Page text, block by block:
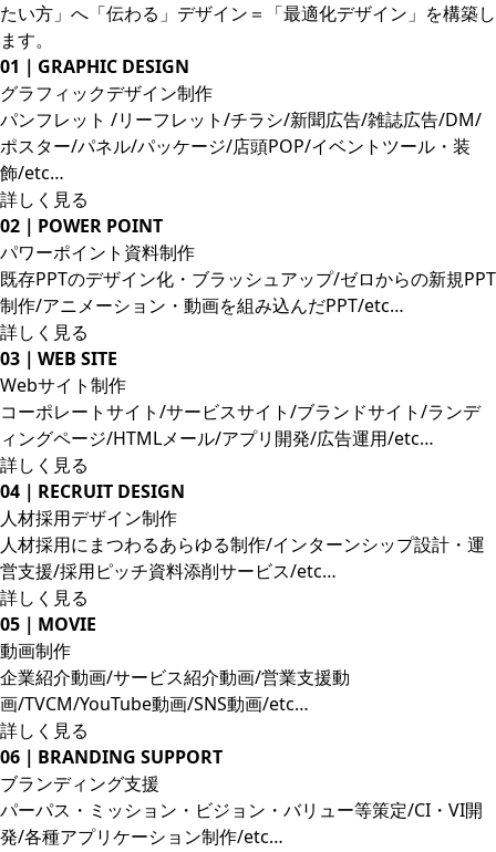
たい方」へ「伝わる」デザイン＝「最適化デザイン」を構築し
ます。
01｜GRAPHIC DESIGN
グラフィックデザイン制作
パンフレット /リーフレット/チラシ/新聞広告/雑誌広告/DM/
ポスター/パネル/パッケージ/店頭POP/イベントツール・装
飾/etc…
詳しく見る
02｜POWER POINT
パワーポイント資料制作
既存PPTのデザイン化・ブラッシュアップ/ゼロからの新規PPT
制作/アニメーション・動画を組み込んだPPT/etc…
詳しく見る
03｜WEB SITE
Webサイト制作
コーポレートサイト/サービスサイト/ブランドサイト/ランデ
ィングページ/HTMLメール/アプリ開発/広告運用/etc…
詳しく見る
04｜RECRUIT DESIGN
人材採用デザイン制作
人材採用にまつわるあらゆる制作/インターンシップ設計・運
営支援/採用ピッチ資料添削サービス/etc…
詳しく見る
05｜MOVIE
動画制作
企業紹介動画/サービス紹介動画/営業支援動
画/TVCM/YouTube動画/SNS動画/etc…
詳しく見る
06｜BRANDING SUPPORT
ブランディング支援
パーパス・ミッション・ビジョン・バリュー等策定/CI・VI開
発/各種アプリケーション制作/etc…